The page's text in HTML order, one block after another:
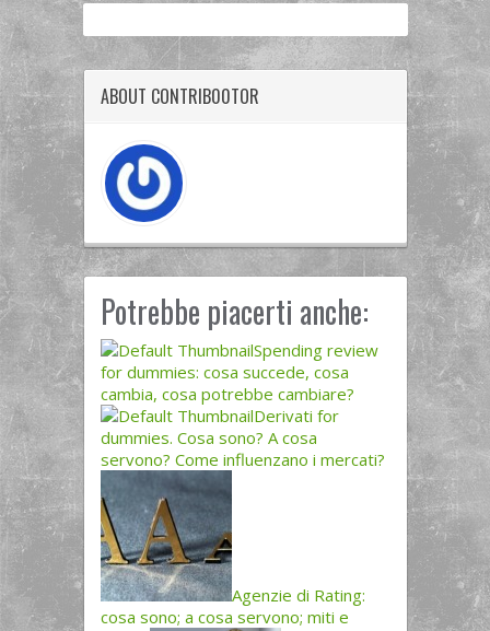
ABOUT CONTRIB00TOR
Potrebbe piacerti anche:
Spending review
for dummies: cosa succede, cosa
cambia, cosa potrebbe cambiare?
Derivati for
dummies. Cosa sono? A cosa
servono? Come influenzano i mercati?
Agenzie di Rating:
cosa sono; a cosa servono; miti e